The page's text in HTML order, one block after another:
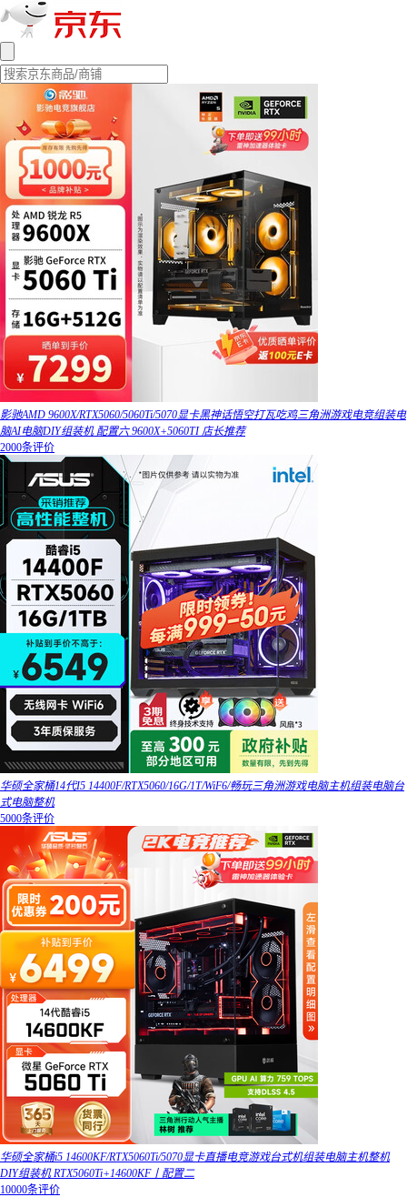
影驰AMD 9600X/RTX5060/5060Ti/5070显卡黑神话悟空打瓦吃鸡三角洲游戏电竞组装电
脑AI电脑DIY组装机 配置六 9600X+5060TI 店长推荐
2000条评价
华硕全家桶14代I5 14400F/RTX5060/16G/1T/WiF6/畅玩三角洲游戏电脑主机组装电脑台
式电脑整机
5000条评价
华硕全家桶i5 14600KF/RTX5060Ti/5070显卡直播电竞游戏台式机组装电脑主机整机
DIY组装机 RTX5060Ti+14600KF丨配置二
10000条评价